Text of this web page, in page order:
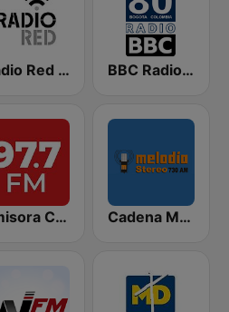
Radio Red Bogotá BBC Radio 80s - Bravo Bogotá Colombia
Emisora Cultural RAC Cadena Melodia 730 AM